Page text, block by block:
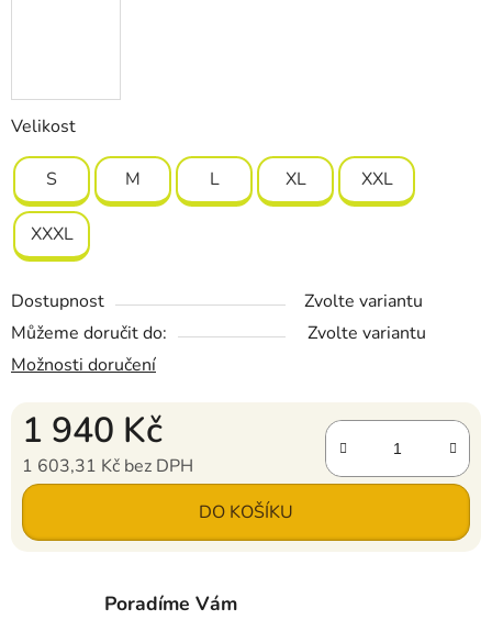
Velikost
S M L XL XXL
XXXL
Dostupnost
Zvolte variantu
Můžeme doručit do:
Zvolte variantu
Možnosti doručení
1 940 Kč
1 603,31 Kč bez DPH
Měrná cena: DO KOŠÍKU
Poradíme Vám